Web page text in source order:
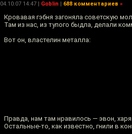
04.10.07 14:47 | Goblin | 688 комментариев »
Кровавая гэбня загоняла советскую
Там из нас, из тупого быдла, делали
Вот он, властелин металла:
Правда, нам там нравилось — эвон,
Остальные-то, как известно, гнили в